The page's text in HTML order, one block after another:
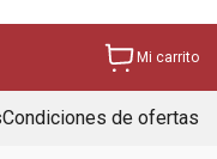
Mi carrito
Condiciones de ofertas